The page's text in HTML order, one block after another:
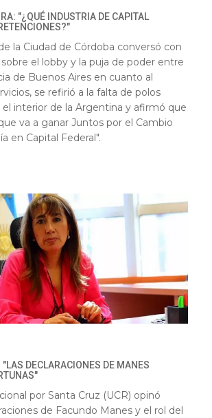
"¿QUÉ INDUSTRIA DE CAPITAL
la Ciudad de Córdoba conversó con
sobre el lobby y la puja de poder entre
de Buenos Aires en cuanto al
se refirió a la falta de polos
interior de la Argentina y afirmó que
va a ganar Juntos por el Cambio
en Capital Federal".
"LAS DECLARACIONES DE MANES
por Santa Cruz (UCR) opinó
de Facundo Manes y el rol del